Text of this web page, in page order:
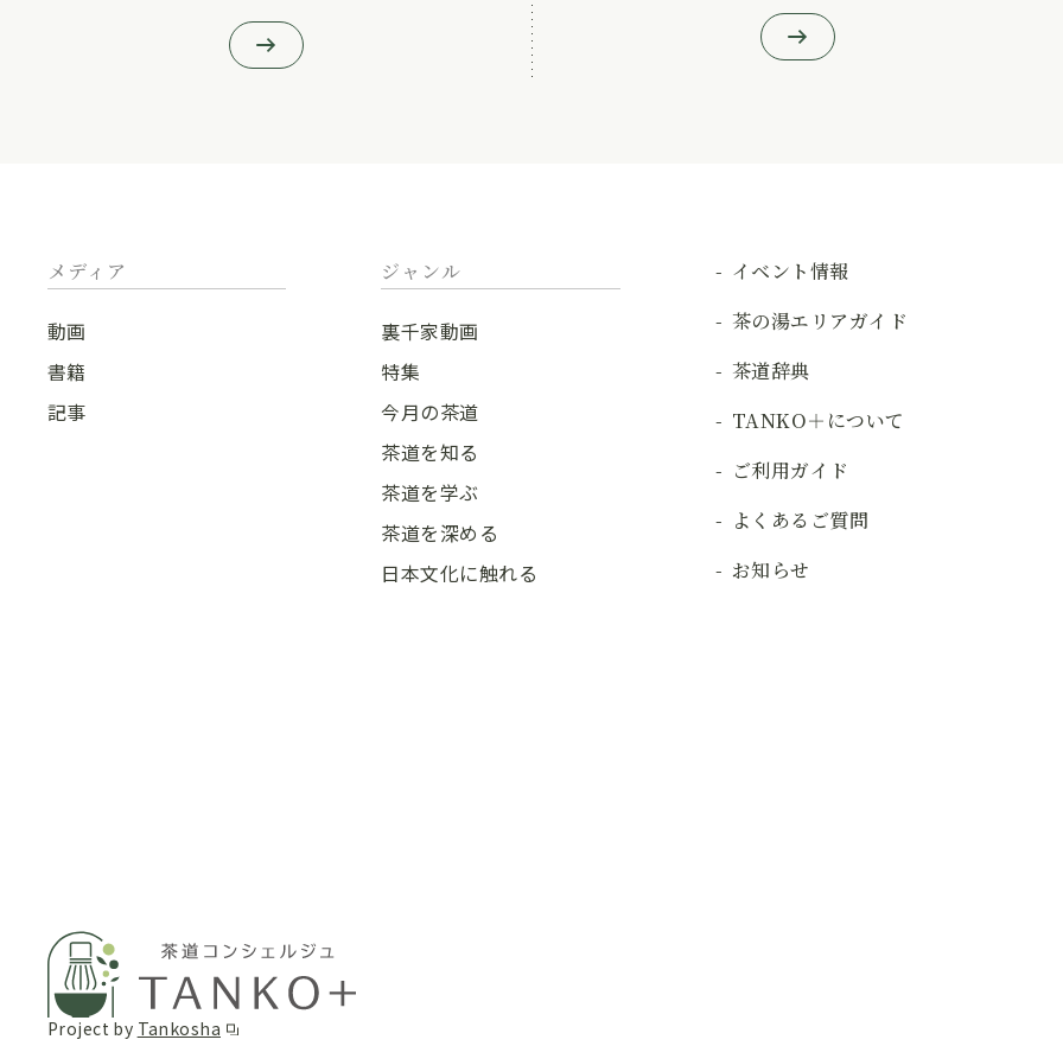
メディア
動画
書籍
記事
ジャンル
裏千家動画
特集
今月の茶道
茶道を知る
茶道を学ぶ
茶道を深める
日本文化に触れる
イベント情報
茶の湯エリアガイド
茶道辞典
TANKO＋について
ご利用ガイド
よくあるご質問
お知らせ
Project by Tankosha